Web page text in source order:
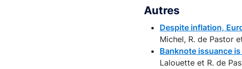
Autres
Despite inflation,
Michel, R. de Pastor
Banknote issuance
Lalouette et R. de